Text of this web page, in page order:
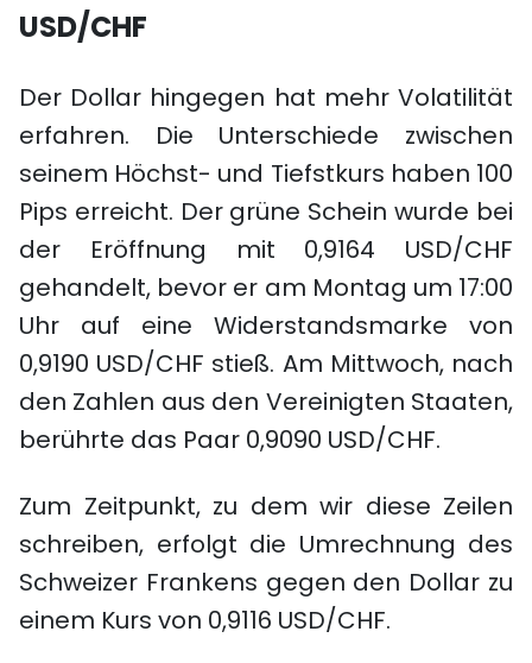
USD/CHF
Der Dollar hingegen hat mehr Volatilität
erfahren. Die Unterschiede zwischen
seinem Höchst- und Tiefstkurs haben 100
Pips erreicht. Der grüne Schein wurde bei
der Eröffnung mit 0,9164 USD/CHF
gehandelt, bevor er am Montag um 17:00
Uhr auf eine Widerstandsmarke von
0,9190 USD/CHF stieß. Am Mittwoch, nach
den Zahlen aus den Vereinigten Staaten,
berührte das Paar 0,9090 USD/CHF.
Zum Zeitpunkt, zu dem wir diese Zeilen
schreiben, erfolgt die Umrechnung des
Schweizer Frankens gegen den Dollar zu
einem Kurs von 0,9116 USD/CHF.